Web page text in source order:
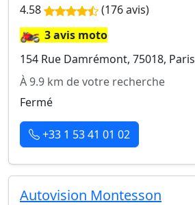
4.58 (176 avis)
🏍️3 avis moto
154 Rue Damrémont, 75018, Paris
À 9.9 km de votre recherche
Fermé
+33 1 53 41 01 02
Autovision Montesson